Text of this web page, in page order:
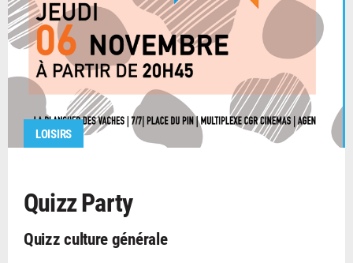
LOISIRS
Quizz Party
Quizz culture générale